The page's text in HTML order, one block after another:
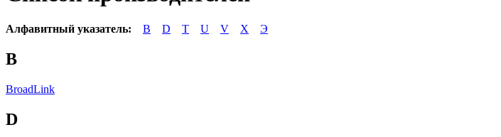
Алфавитный указатель: B D T U V X Э
B
BroadLink
D